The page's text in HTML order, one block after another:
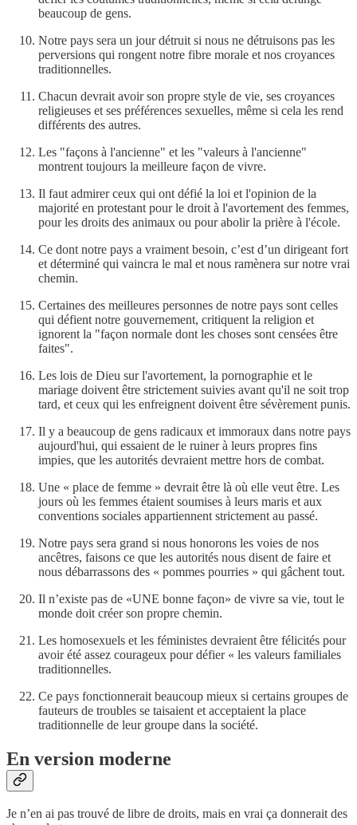
beaucoup de gens.
Notre pays sera un jour détruit si nous ne détruisons pas les
perversions qui rongent notre fibre morale et nos croyances
traditionnelles.
Chacun devrait avoir son propre style de vie, ses croyances
religieuses et ses préférences sexuelles, même si cela les rend
différents des autres.
Les "façons à l'ancienne" et les "valeurs à l'ancienne"
montrent toujours la meilleure façon de vivre.
Il faut admirer ceux qui ont défié la loi et l'opinion de la
majorité en protestant pour le droit à l'avortement des femmes,
pour les droits des animaux ou pour abolir la prière à l'école.
Ce dont notre pays a vraiment besoin, c’est d’un dirigeant fort
et déterminé qui vaincra le mal et nous ramènera sur notre vrai
chemin.
Certaines des meilleures personnes de notre pays sont celles
qui défient notre gouvernement, critiquent la religion et
ignorent la "façon normale dont les choses sont censées être
faites".
Les lois de Dieu sur l'avortement, la pornographie et le
mariage doivent être strictement suivies avant qu'il ne soit trop
tard, et ceux qui les enfreignent doivent être sévèrement punis.
Il y a beaucoup de gens radicaux et immoraux dans notre pays
aujourd'hui, qui essaient de le ruiner à leurs propres fins
impies, que les autorités devraient mettre hors de combat.
Une « place de femme » devrait être là où elle veut être. Les
jours où les femmes étaient soumises à leurs maris et aux
conventions sociales appartiennent strictement au passé.
Notre pays sera grand si nous honorons les voies de nos
ancêtres, faisons ce que les autorités nous disent de faire et
nous débarrassons des « pommes pourries » qui gâchent tout.
Il n’existe pas de «UNE bonne façon» de vivre sa vie, tout le
monde doit créer son propre chemin.
Les homosexuels et les féministes devraient être félicités pour
avoir été assez courageux pour défier « les valeurs familiales
traditionnelles.
Ce pays fonctionnerait beaucoup mieux si certains groupes de
fauteurs de troubles se taisaient et acceptaient la place
traditionnelle de leur groupe dans la société.
En version moderne
Je n’en ai pas trouvé de libre de droits, mais en vrai ça donnerait des